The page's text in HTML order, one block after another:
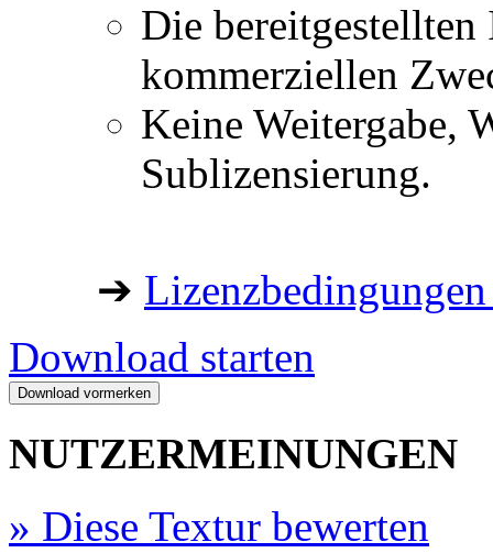
Die
kommerziellen
Keine Weitergabe,
Sublizensierung.
➔
Download starten
NUTZERMEINUNGEN
» Diese Textur bewerten